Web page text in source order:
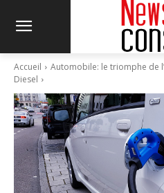
Accueil
Automobile: le triomphe de
Diesel